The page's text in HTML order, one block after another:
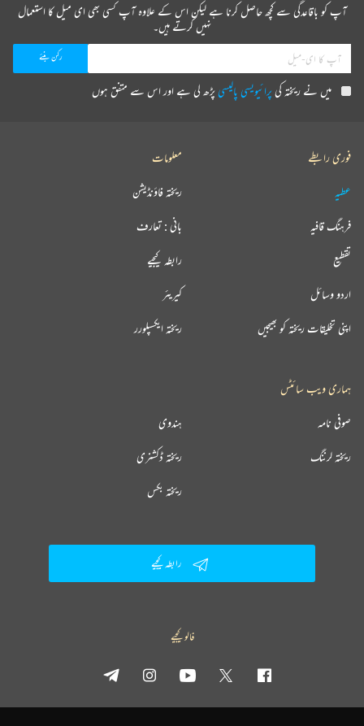
آپ کو باقاعدگی سے کچھ حاصل کرنا ہے لیکن اس کے علاوہ آپ کسی بھی ای میل کا استعمال
نہیں کرتے ہیں۔
میں نے ریختہ کیپرائیویسی پالیسیپڑھ لی ہے اور اس سے متفق ہوں
فوری رابطے
عطیہ
فرہنگ قافیہ
تقطیع
اردو وسائل
اپنی تخلیقات ریختہ کو بھیجیں
معلومات
ریختہ فاؤنڈیشن
بانی : تعارف
رابطہ کیجیے
کیریئر
ریختہ ایکسپلورر
ہماری ویب سائٹس
ہندوی صوفی نامہ
ریختہ ڈکشنری ریختہ لرننگ
ریختہ بکس
رابطہ کیجیے
فالو کیجیے